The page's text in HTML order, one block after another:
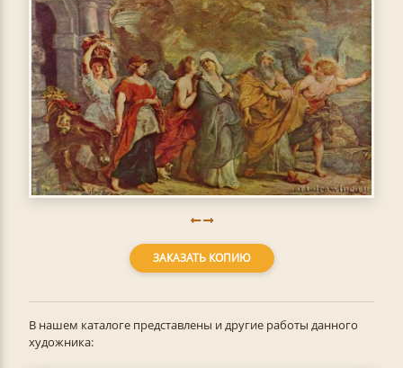
ЗАКАЗАТЬ КОПИЮ
В нашем каталоге представлены и другие работы данного
художника: